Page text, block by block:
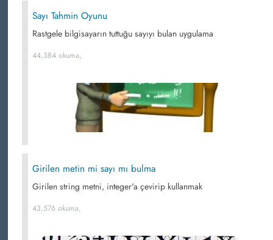
Sayı Tahmin Oyunu
Rastgele bilgisayarın tuttuğu sayıyı bulan uygulama
44,384 okuma,
Girilen metin mi sayı mı bulma
Girilen string metni, integer'a çevirip kullanmak
43,576 okuma,